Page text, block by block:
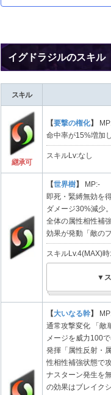
イグドラジルのスキル
スキル
継承可
【要撃の権化】
命中率が15%増加
スキルLv:なし
【世界樹】
MP:-
即死・緊縛無効を
ダメージ30%減少
全体の属性相性補
効果が発動「敵の
スキルLv.4(MAX)
▼
【大いなる幹】
通常攻撃変化 「敵
メージを威力100
発揮「属性反射・
性相性補強状態で
ナスターン発生を
の効果はブレイク